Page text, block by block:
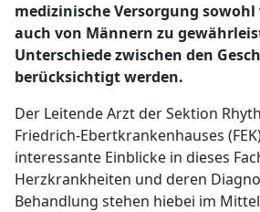
medizinische Versorgung
auch von Männern zu
Unterschiede zwischen den
berücksichtigt werden.
Der Leitende Arzt der Sektion
Friedrich-Ebertkrankenhauses
interessante Einblicke in dieses
Herzkrankheiten und deren
Behandlung stehen hiebei im